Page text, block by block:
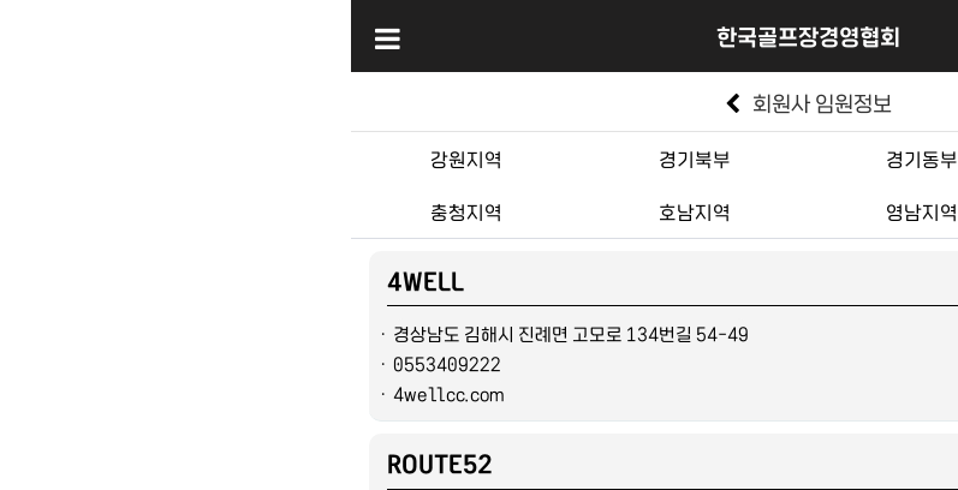
한국골프장경영협회
회원사 임원정보
강원지역 경기북부 경기동부
충청지역
호남지역 영남지역
4WELL
ㆍ 경상남도 김해시 진례면 고모로 134번길 54-49
ㆍ 0553409222
ㆍ 4wellcc.com
ROUTE52